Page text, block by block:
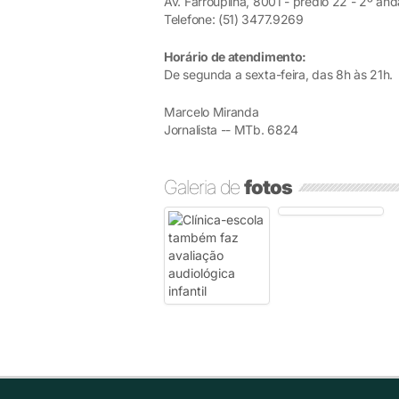
Telefone: (51) 3477.9269
Horário de atendimento:
De segunda a sexta-feira, das 8h às 21h.
Marcelo Miranda
Jornalista -- MTb. 6824
Galeria defotos